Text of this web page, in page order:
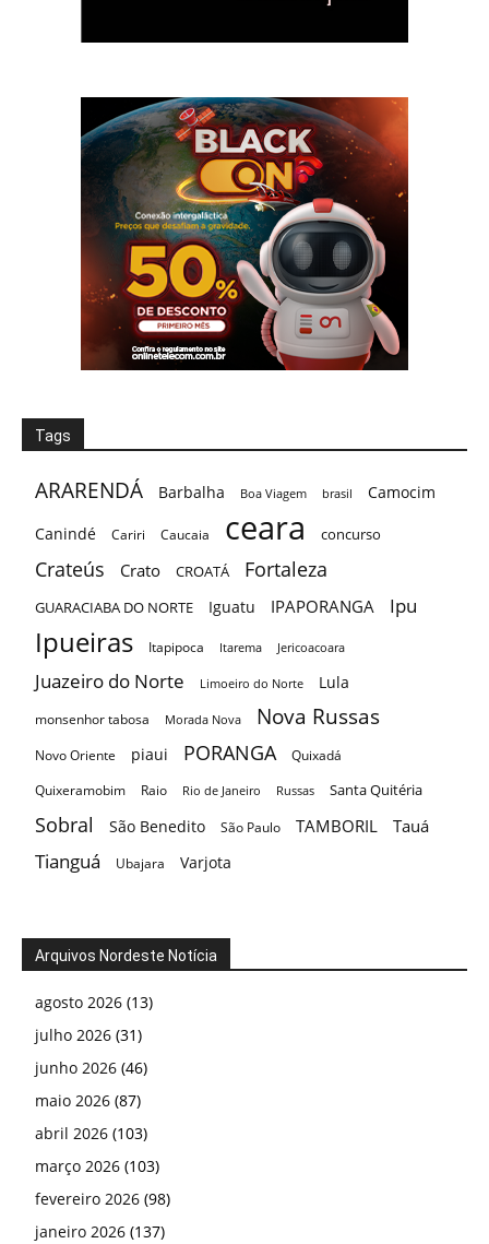
Tags
ARARENDÁ Barbalha Boa Viagem brasil
Camocim
Canindé
Cariri Caucaia ceara concurso
Crateús Crato CROATÁ Fortaleza
GUARACIABA DO NORTE Iguatu IPAPORANGA Ipu
Ipueiras Itapipoca Itarema Jericoacoara
Juazeiro do Norte Limoeiro do Norte Lula
monsenhor tabosa Morada Nova Nova Russas
Novo Oriente piaui PORANGA
Quixadá
Quixeramobim
Raio Rio de Janeiro Russas Santa Quitéria
Sobral São Benedito São Paulo TAMBORIL Tauá
Tianguá Ubajara Varjota
Arquivos Nordeste Notícia
agosto 2026 (13)
julho 2026 (31)
junho 2026 (46)
maio 2026 (87)
abril 2026 (103)
março 2026 (103)
fevereiro 2026 (98)
janeiro 2026 (137)